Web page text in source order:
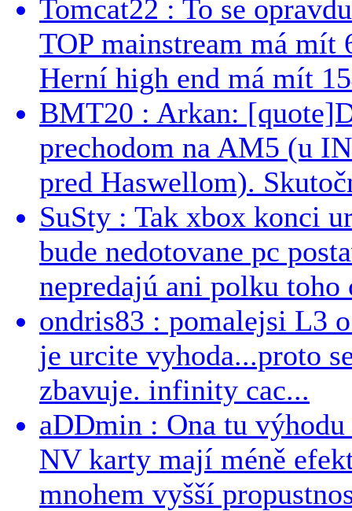
Tomcat22 : To se
TOP mainstream má
Herní high end má mít
BMT20 : Arkan:
prechodom na AM5 (u
pred Haswellom).
SuSty : Tak xbox konci
bude nedotovane pc
nepredajú ani polku toho
ondris83 : pomalejsi L3
je urcite vyhoda...proto
zbavuje. infinity cac...
aDDmin : Ona tu
NV karty mají méně
mnohem vyšší